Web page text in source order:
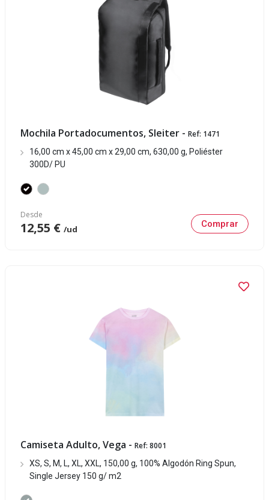
Mochila Portadocumentos, Sleiter - Ref: 1471
16,00 cm x 45,00 cm x 29,00 cm, 630,00 g, Poliéster
300D/ PU
Desde
12,55 € /ud Comprar
Camiseta Adulto, Vega - Ref: 8001
XS, S, M, L, XL, XXL, 150,00 g, 100% Algodón Ring Spun,
Single Jersey 150 g/ m2